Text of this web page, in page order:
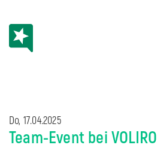
Do, 17.04.2025
Team-Event bei VOLIRO